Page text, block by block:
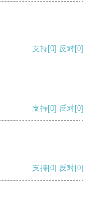
支持[0] 反对[0]
支持[0] 反对[0]
支持[0] 反对[0]